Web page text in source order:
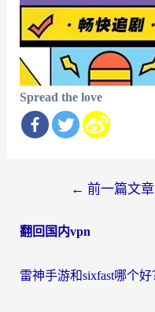
Spread the love
导
← 前一篇文章
翻回国内vpn